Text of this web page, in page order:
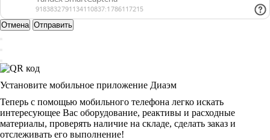
Отмена Отправить
Установите мобильное приложение Диаэм
Теперь с помощью мобильного телефона легко искать
интересующее Вас оборудование, реактивы и расходные
материалы, проверять наличие на складе, сделать заказ и
отслеживать его выполнение!